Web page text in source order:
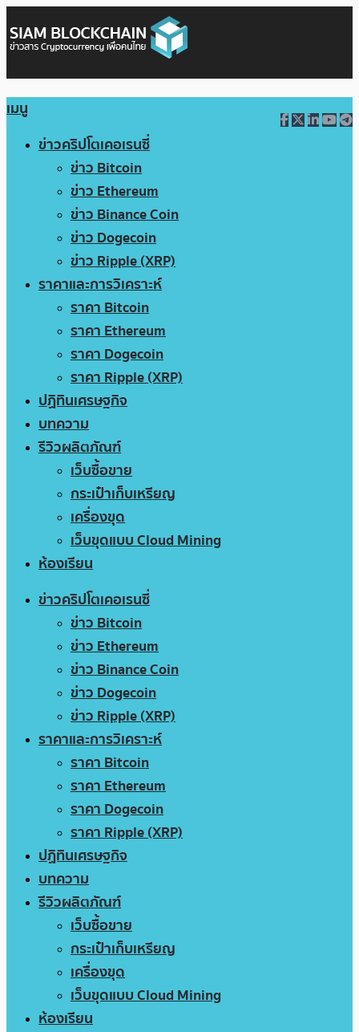
เมนู
ข่าวคริปโตเคอเรนซี่
ข่าว Bitcoin
ข่าว Ethereum
ข่าว Binance Coin
ข่าว Dogecoin
ข่าว Ripple (XRP)
ราคาและการวิเคราะห์
ราคา Bitcoin
ราคา Ethereum
ราคา Dogecoin
ราคา Ripple (XRP)
ปฏิทินเศรษฐกิจ
บทความ
รีวิวผลิตภัณฑ์
เว็บซื้อขาย
กระเป๋าเก็บเหรียญ
เครื่องขุด
เว็บขุดแบบ Cloud Mining
ห้องเรียน
ข่าวคริปโตเคอเรนซี่
ข่าว Bitcoin
ข่าว Ethereum
ข่าว Binance Coin
ข่าว Dogecoin
ข่าว Ripple (XRP)
ราคาและการวิเคราะห์
ราคา Bitcoin
ราคา Ethereum
ราคา Dogecoin
ราคา Ripple (XRP)
ปฏิทินเศรษฐกิจ
บทความ
รีวิวผลิตภัณฑ์
เว็บซื้อขาย
กระเป๋าเก็บเหรียญ
เครื่องขุด
เว็บขุดแบบ Cloud Mining
ห้องเรียน